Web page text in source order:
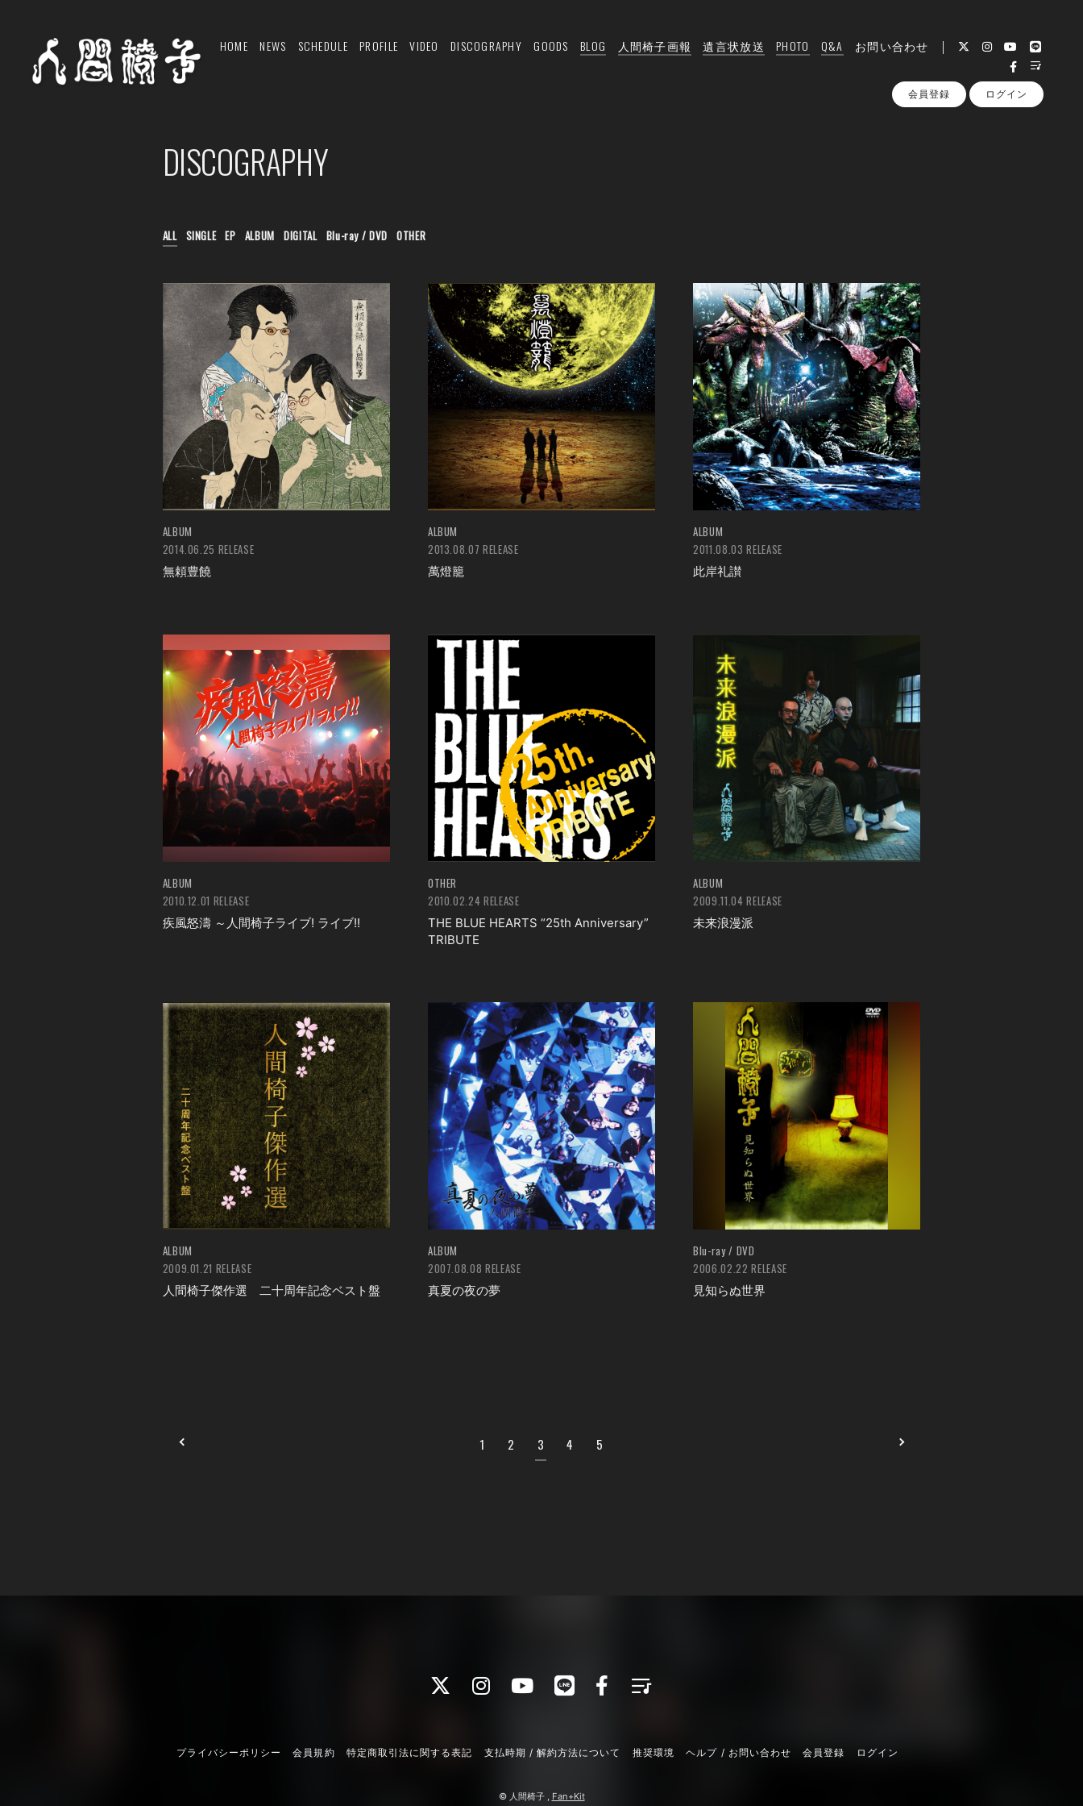
HOME NEWS SCHEDULE PROFILE VIDEO DISCOGRAPHY GOODS BLOG 人間椅子画報 遺言状放送 PHOTO Q&A お問い合わせ
会員登録 ログイン
DISCOGRAPHY
ALL SINGLE EP ALBUM DIGITAL Blu-ray / DVD OTHER
ALBUM
2014.06.25 RELEASE
無頼豊饒
ALBUM
2013.08.07 RELEASE
萬燈籠
ALBUM
2011.08.03 RELEASE
此岸礼讃
ALBUM
2010.12.01 RELEASE
疾風怒濤 ～人間椅子ライブ! ライブ!!
OTHER
2010.02.24 RELEASE
THE BLUE HEARTS “25th Anniversary”
TRIBUTE
ALBUM
2009.11.04 RELEASE
未来浪漫派
ALBUM
2009.01.21 RELEASE
人間椅子傑作選 二十周年記念ベスト盤
ALBUM
2007.08.08 RELEASE
真夏の夜の夢
Blu-ray / DVD
2006.02.22 RELEASE
見知らぬ世界
1 2 3 4 5
プライバシーポリシー 会員規約 特定商取引法に関する表記 支払時期 / 解約方法について 推奨環境 ヘルプ / お問い合わせ 会員登録 ログイン
© 人間椅子 , Fan+Kit